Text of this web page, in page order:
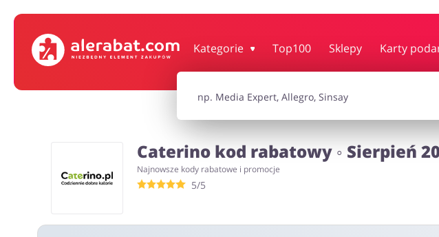
Kategorie Top100 Sklepy Karty
Turystyka i Podróże Usługi
Caterino kod rabatowy ◦ Sierpień
Najnowsze kody rabatowe i promocje
5/5